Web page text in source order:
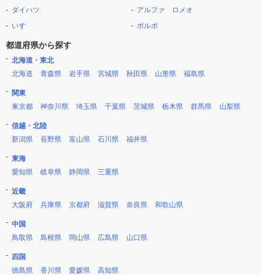
ダイハツ
いすゞ
アルファ ロメオ
ボルボ
都道府県から探す
北海道・東北
北海道
青森県 岩手県 宮城県 秋田県 山形県 福島県
関東
東京都
神奈川県 埼玉県 千葉県 茨城県 栃木県 群馬県 山梨県
信越・北陸
新潟県
長野県 富山県 石川県 福井県
東海
愛知県
岐阜県 静岡県 三重県
近畿
大阪府
兵庫県 京都府 滋賀県 奈良県 和歌山県
中国
鳥取県
島根県 岡山県 広島県 山口県
四国
徳島県
香川県 愛媛県 高知県